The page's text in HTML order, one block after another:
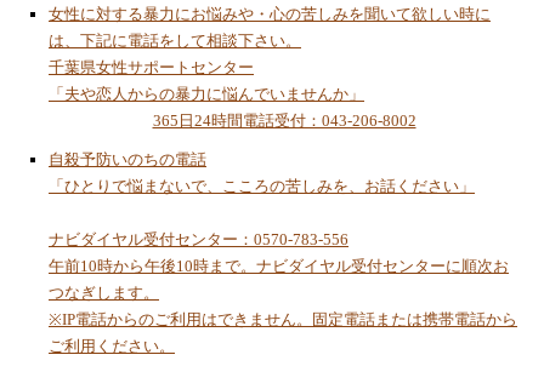
2023/10/23
第４９回鎌ケ谷市民まつり
2023/9/18
子ども科学・ワークショップ講座
2023/8/16
デジタルワークショップ講座で「障害物回避
2023/8/2
MESHとScratchでピタゴラススイッチを作ろ
う！
2023/8/1
女性に対する暴力にお悩みや・心の苦しみを聞いて欲しい時に
は、下記に電話をして相談下さい。
千葉県女性サポートセンター
「夫や恋人からの暴力に悩んでいませんか」
365日24時間電話受付：043-206-8002
自殺予防いのちの電話
「ひとりで悩まないで、こころの苦しみを、お話ください」
ナビダイヤル受付センター：0570-783-556
午前10時から午後10時まで。ナビダイヤル受付センターに順次お
つなぎします。
※IP電話からのご利用はできません。固定電話または携帯電話から
ご利用ください。